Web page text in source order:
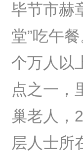
毕节市赫
堂”吃午
个万人以
点之一，
巢老人，
层人士所